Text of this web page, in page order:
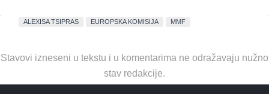
ALEXISA TSIPRAS EUROPSKA KOMISIJA MMF
Stavovi izneseni u tekstu i u komentarima ne odražavaju nužno
stav redakcije.